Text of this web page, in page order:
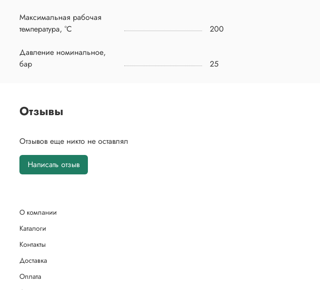
Максимальная рабочая
температура, °C
200
Давление номинальное,
бар
25
Отзывы
Отзывов еще никто не оставлял
Написать отзыв
О компании
Каталоги
Контакты
Доставка
Оплата